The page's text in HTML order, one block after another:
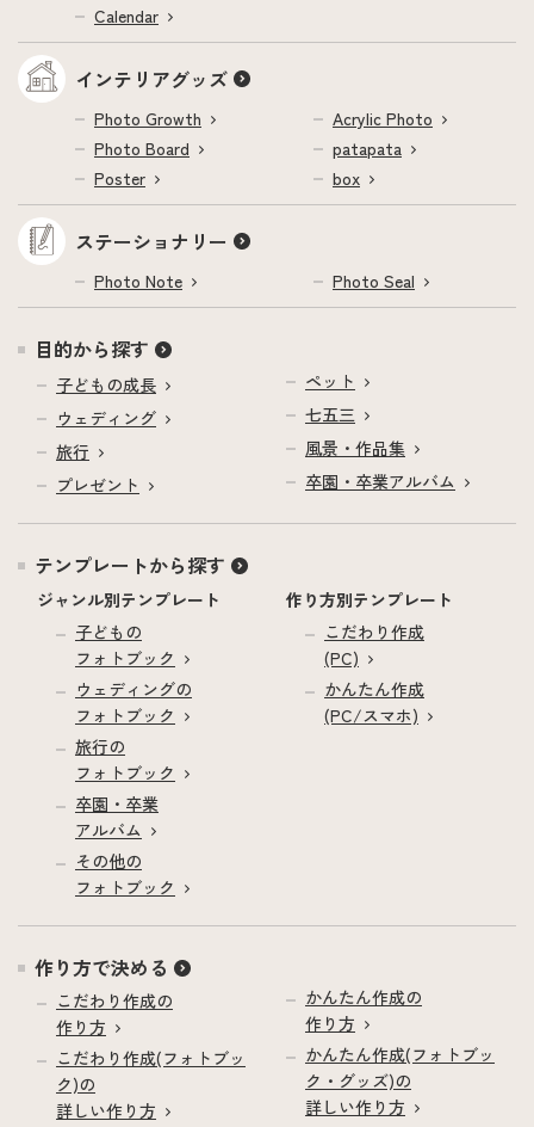
Calendar
インテリアグッズ
Photo Growth
Photo Board
Poster
Acrylic Photo
patapata
box
ステーショナリー
Photo Note Photo Seal
目的から探す
子どもの成長
ウェディング
旅行
プレゼント
ペット
七五三
風景・作品集
卒園・卒業アルバム
テンプレートから探す
ジャンル別テンプレート
子どもの
フォトブック
ウェディングの
フォトブック
旅行の
フォトブック
卒園・卒業
アルバム
その他の
フォトブック
作り方別テンプレート
こだわり作成
(PC)
かんたん作成
(PC/スマホ)
作り方で決める
こだわり作成の
作り方
こだわり作成(フォトブッ
ク)の
詳しい作り方
かんたん作成の
作り方
かんたん作成(フォトブッ
ク・グッズ)の
詳しい作り方